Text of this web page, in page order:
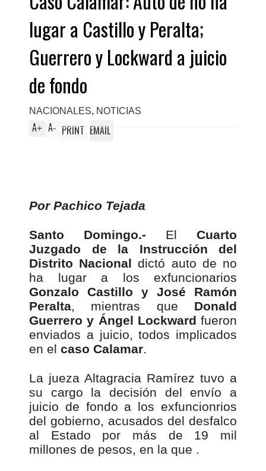
lugar a Castillo y Peralta;
Guerrero y Lockward a juicio
de fondo
NACIONALES, NOTICIAS
A+ A- PRINT EMAIL
Por Pachico Tejada
Santo Domingo.- El Cuarto
Juzgado de la Instrucción del
Distrito Nacional dictó auto de no
ha lugar a los exfuncionarios
Gonzalo Castillo y José Ramón
Peralta, mientras que Donald
Guerrero y Ángel Lockward fueron
enviados a juicio, todos implicados
en el caso Calamar.
La jueza Altagracia Ramírez tuvo a
su cargo la decisión del envío a
juicio de fondo a los exfuncionrios
del gobierno, acusados ​​del desfalco
al Estado por más de 19 mil
millones de pesos, en la que .